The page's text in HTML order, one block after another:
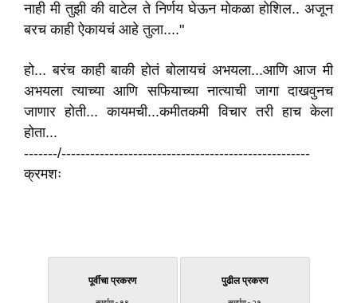
नाही मी तुझी की वाटेल ते निर्णय घेऊन मोकळा होशिल.. अजून
बरच काही ऐकायचं आहे तुला...."
हो... बरंच काही बाकी होतं बोलायचं अभयला...आणि आज मी
अभयला त्याच्या आणि सफियाच्या नात्याची जागा दाखवुनच
जाणार होती... कायमची...कमीतकमी विचार तरी हाच केला
होता...
-------/----------------------------------------------------
क्रमशः
पूर्वीचा प्रकरण पुढील प्रकरण